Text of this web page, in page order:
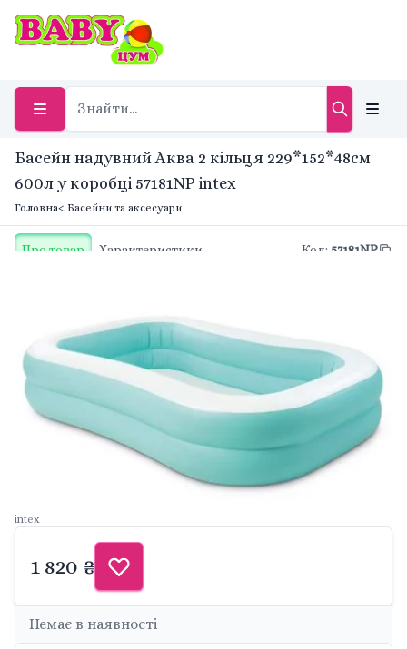
Басейн надувний Аква 2 кільця 229*152*48см
600л у коробці 57181NP intex
Головна< Басейни та аксесуари
Про товар Характеристики Код: 57181NP
intex
1 820 ₴
Немає в наявності